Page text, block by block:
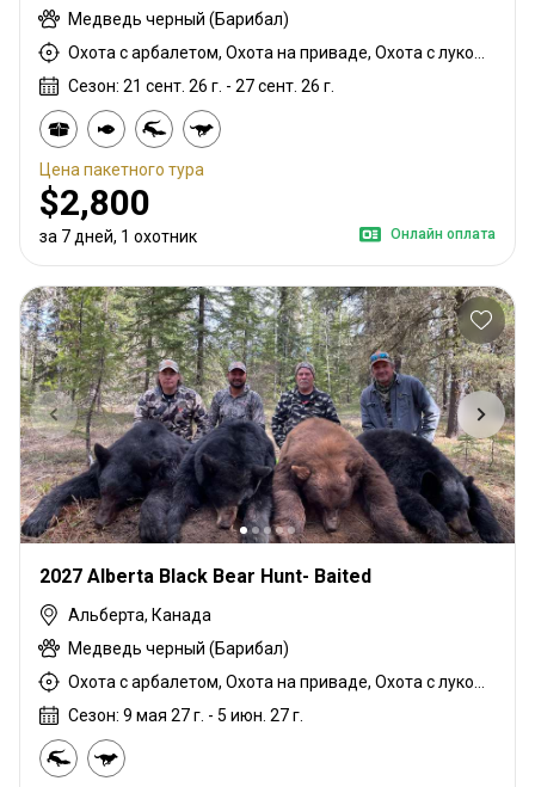
Медведь черный (Барибал)
Сезон: 21 сент. 26 г. - 27 сент. 26 г.
Цена пакетного тура
$2,800
за 7 дней, 1 охотник Онлайн оплата
2027 Alberta Black Bear Hunt- Baited
Альберта, Канада
Медведь черный (Барибал)
Сезон: 9 мая 27 г. - 5 июн. 27 г.